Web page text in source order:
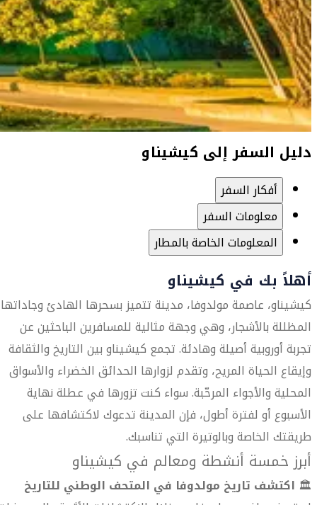
دليل السفر إلى كيشيناو
أفكار السفر
معلومات السفر
المعلومات الخاصة بالمطار
أهلاً بك في كيشيناو
كيشيناو، عاصمة مولدوفا، مدينة تتميز بسحرها الهادئ وجاداتها
المظللة بالأشجار، وهي وجهة مثالية للمسافرين الباحثين عن
تجربة أوروبية أصيلة وهادئة. تجمع كيشيناو بين التاريخ والثقافة
وإيقاع الحياة المريح، وتقدم لزوارها الحدائق الخضراء والأسواق
المحلية والأجواء المرحّبة. سواء كنت تزورها في عطلة نهاية
الأسبوع أو لفترة أطول، فإن المدينة تدعوك لاكتشافها على
طريقتك الخاصة وبالوتيرة التي تناسبك.
أبرز خمسة أنشطة ومعالم في كيشيناو
🏛️ اكتشف تاريخ مولدوفا في المتحف الوطني للتاريخ